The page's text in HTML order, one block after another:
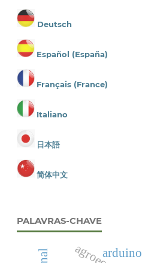
Deutsch
Español (España)
Français (France)
Italiano
日本語
简体中文
PALAVRAS-CHAVE
arduino